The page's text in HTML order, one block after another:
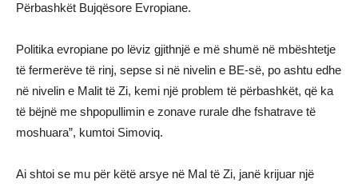
Përbashkët Bujqësore Evropiane.
Politika evropiane po lëviz gjithnjë e më shumë në mbështetje
të fermerëve të rinj, sepse si në nivelin e BE-së, po ashtu edhe
në nivelin e Malit të Zi, kemi një problem të përbashkët, që ka
të bëjnë me shpopullimin e zonave rurale dhe fshatrave të
moshuara”, kumtoi Simoviq.
Ai shtoi se mu për këtë arsye në Mal të Zi, janë krijuar një